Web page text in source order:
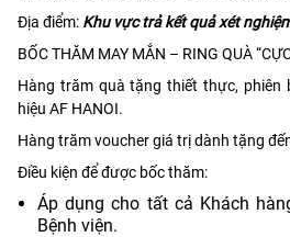
Địa điểm: Khu vực trả kết quả xét
BỐC THĂM MAY MẮN – RING QUÀ
Hàng trăm quà tặng thiết thực, phiên
hiệu AF HANOI.
Hàng trăm voucher giá trị dành tặng
Điều kiện để được bốc thăm:
Áp dụng cho tất cả Khách
Bệnh viện.